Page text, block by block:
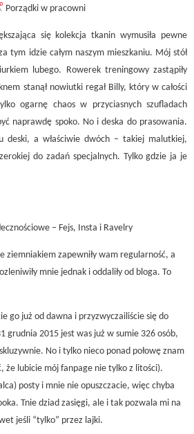
Porządki w pracowni
się kolekcja tkanin wymusiła pewne
tym idzie całym naszym mieszkaniu. Mój stół
lubego. Rowerek treningowy zastąpiły
stanął nowiutki regał Billy, który w całości
ogarnę chaos w przyciasnych szufladach
naprawdę spoko. No i deska do prasowania.
deski, a właściwie dwóch – takiej malutkiej,
do zadań specjalnych. Tylko gdzie ja je
– Fejs, Insta i Ravelry
ziemniakiem zapewniły wam regularność, a
mnie jednak i oddaliły od bloga. To
go już od dawna i przyzwyczailiście się do
grudnia 2015 jest was już w sumie 326 osób,
No i tylko nieco ponad połowę znam
że lubicie mój fanpage nie tylko z litości).
posty i mnie nie opuszczacie, więc chyba
Tnie dziad zasięgi, ale i tak pozwala mi na
jeśli “tylko” przez lajki.